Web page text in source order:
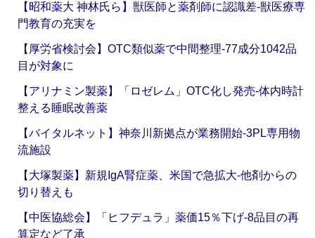
【昭和薬大 神林氏ら】獣医師と薬剤師に認識差‐獣医療専
門教育の充実を
【厚労省検討会】OTC類似薬で中間整理‐77成分1042品
目が対象に
【アリナミン製薬】「ロゼレム」OTC化し発売‐体内時計
整える睡眠改善薬
【バイタルネット】神奈川新拠点が業務開始‐3PL専用物
流施設
【大塚製薬】新規IgA腎症薬、米国で急拡大‐他剤からの
切り替えも
【中医協総会】「ヒフデュラ」薬価15％下げ‐8品目の再
算定など了承